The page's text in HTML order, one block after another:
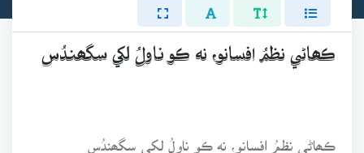
ڪھاڻي نظمُ افسانو، نه ڪو ناولُ لکي سگھندُس
ڪھاڻي نظمُ افسانو، نه ڪو ناولُ لکي سگھندُس